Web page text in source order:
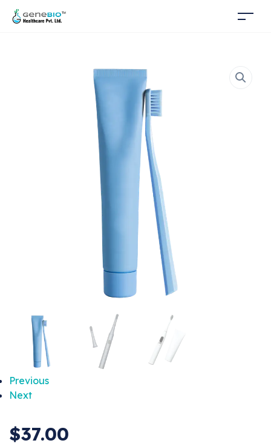
Previous
Next
$37.00